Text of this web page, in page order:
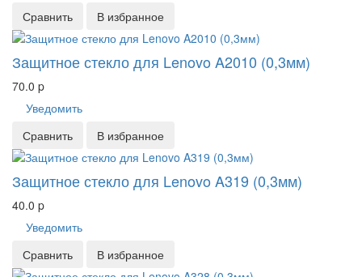
Сравнить
В избранное
Защитное стекло для Lenovo A2010 (0,3мм)
70.0 p
Уведомить
Сравнить
В избранное
Защитное стекло для Lenovo A319 (0,3мм)
40.0 p
Уведомить
Сравнить
В избранное